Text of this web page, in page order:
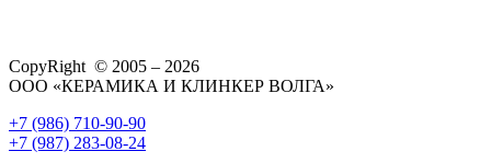
CopyRight © 2005 – 2026
ООО «КЕРАМИКА И КЛИНКЕР ВОЛГА»
+7 (986) 710-90-90
+7 (987) 283-08-24